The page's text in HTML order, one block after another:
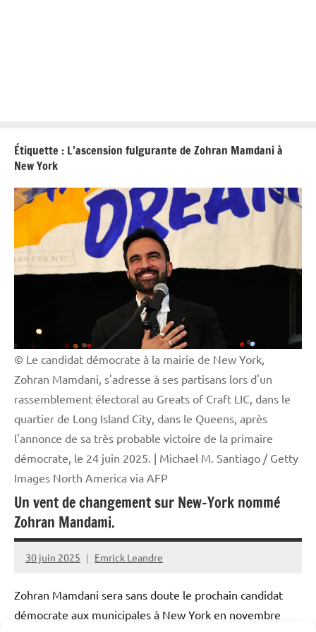
Étiquette : L’ascension fulgurante de Zohran Mamdani à
New York
© Le candidat démocrate à la mairie de New York,
Zohran Mamdani, s'adresse à ses partisans lors d'un
rassemblement électoral au Greats of Craft LIC, dans le
quartier de Long Island City, dans le Queens, après
l'annonce de sa très probable victoire de la primaire
démocrate, le 24 juin 2025. | Michael M. Santiago / Getty
Images North America via AFP
Un vent de changement sur New-York nommé
Zohran Mandami.
30 juin 2025 Emrick Leandre
Zohran Mamdani sera sans doute le prochain candidat
démocrate aux municipales à New York en novembre